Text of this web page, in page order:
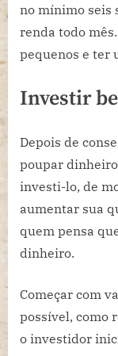
no mínimo seis
renda todo
pequenos e ter
Investir
Depois de
poupar
investi-lo, de
aumentar sua
quem pensa
dinheiro.
Começar com
possível, como
o investidor